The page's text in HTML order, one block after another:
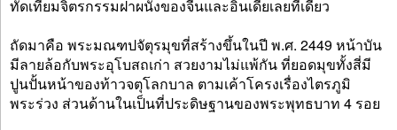
ทัดเทียมจิตรกรรมฝาผนังของจีนและอินเดียเลยทีเดียว
ถัดมาคือ พระมณฑปจัตุรมุขที่สร้างขึ้นในปี พ.ศ. 2449 หน้าบัน
มีลายล้อกับพระอุโบสถเก่า สวยงามไม่แพ้กัน ที่ยอดมุขทั้งสี่มี
ปูนปั้นหน้าของท้าวจตุโลกบาล ตามเค้าโครงเรื่องไตรภูมิ
พระร่วง ส่วนด้านในเป็นที่ประดิษฐานของพระพุทธบาท 4 รอย